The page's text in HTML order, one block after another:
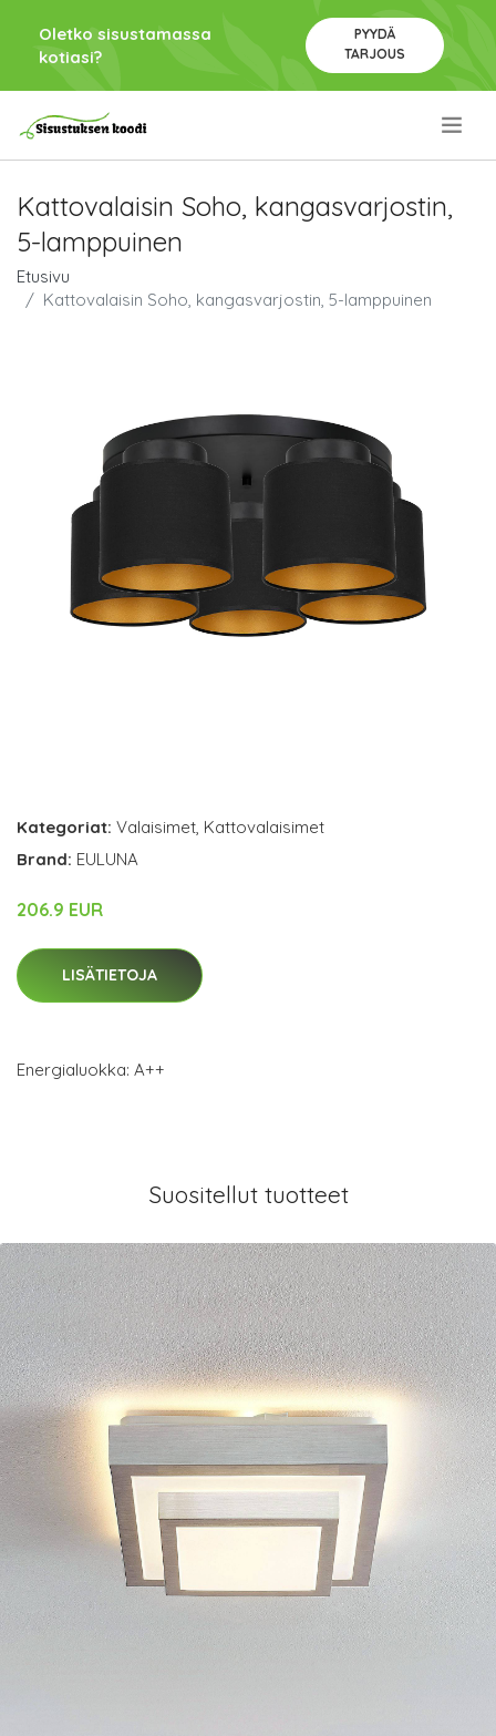
Oletko sisustamassa
kotiasi?
PYYDÄ
TARJOUS
Kattovalaisin Soho, kangasvarjostin,
5-lamppuinen
Etusivu
Kattovalaisin Soho, kangasvarjostin, 5-lamppuinen
Kategoriat: Valaisimet, Kattovalaisimet
Brand: EULUNA
206.9 EUR
LISÄTIETOJA
Energialuokka: A++
Suositellut tuotteet